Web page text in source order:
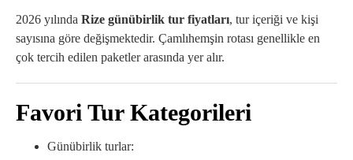
2026 yılında Rize günübirlik tur fiyatları, tur içeriği ve kişi
sayısına göre değişmektedir. Çamlıhemşin rotası genellikle en
çok tercih edilen paketler arasında yer alır.
Favori Tur Kategorileri
Günübirlik turlar: